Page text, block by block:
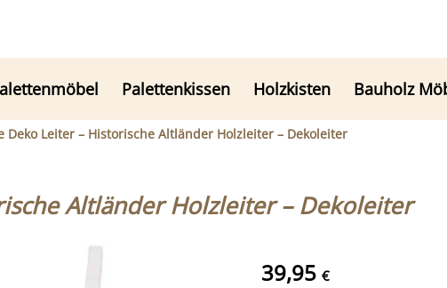
Palettenkissen Holzkisten Bauholz
Deko Leiter – Historische Altländer Holzleiter – Dekoleiter
Altländer Holzleiter – Dekoleiter
39,95 €